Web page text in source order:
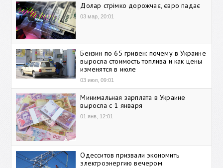
Долар стрімко дорожчає, євро падає
03 мар, 20:01
Бензин по 65 гривен: почему в Украине
выросла стоимость топлива и как цены
изменятся в июле
03 июл, 09:01
Минимальная зарплата в Украине
выросла с 1 января
01 янв, 12:01
Одесситов призвали экономить
электроэнергию вечером